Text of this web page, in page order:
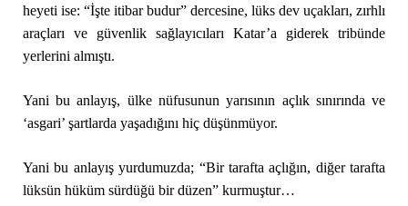
heyeti ise: “İşte itibar budur” dercesine, lüks dev uçakları, zırhlı
araçları ve güvenlik sağlayıcıları Katar’a giderek tribünde
yerlerini almıştı.
Yani bu anlayış, ülke nüfusunun yarısının açlık sınırında ve
‘asgari’ şartlarda yaşadığını hiç düşünmüyor.
Yani bu anlayış yurdumuzda; “Bir tarafta açlığın, diğer tarafta
lüksün hüküm sürdüğü bir düzen” kurmuştur…